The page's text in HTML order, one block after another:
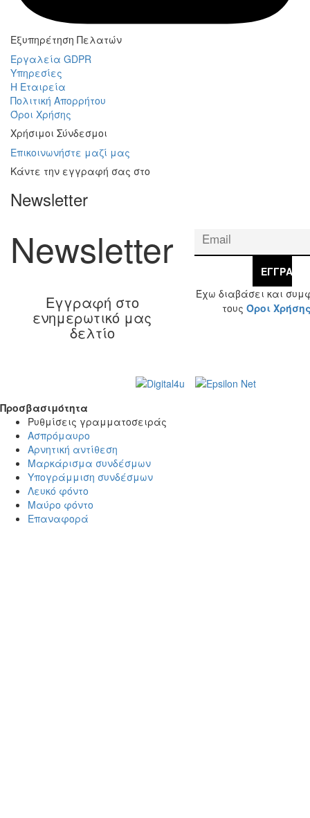
Εξυπηρέτηση Πελατών
Εργαλεία GDPR
Υπηρεσίες
Η Εταιρεία
Πολιτική Απορρήτου
Όροι Χρήσης
Χρήσιμοι Σύνδεσμοι
Επικοινωνήστε μαζί μας
Κάντε την εγγραφή σας στο
Newsletter
Newsletter
Εγγραφή στο
ενημερωτικό μας
δελτίο
ΕΓΓΡΑΦΉ
Έχω διαβάσει και
τους Όροι
Προσβασιμότητα
Προσβασιμότητα
Ρυθμίσεις γραμματοσειράς
Ασπρόμαυρο
Αρνητική αντίθεση
Μαρκάρισμα συνδέσμων
Υπογράμμιση συνδέσμων
Λευκό φόντο
Μαύρο φόντο
Επαναφορά